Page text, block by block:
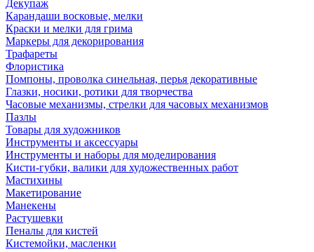
Декупаж
Карандаши восковые, мелки
Краски и мелки для грима
Маркеры для декорирования
Трафареты
Флористика
Помпоны, проволка синельная, перья декоративные
Глазки, носики, ротики для творчества
Часовые механизмы, стрелки для часовых механизмов
Пазлы
Товары для художников
Инструменты и аксессуары
Инструменты и наборы для моделирования
Кисти-губки, валики для художественных работ
Мастихины
Макетирование
Манекены
Растушевки
Пеналы для кистей
Кистемойки, масленки